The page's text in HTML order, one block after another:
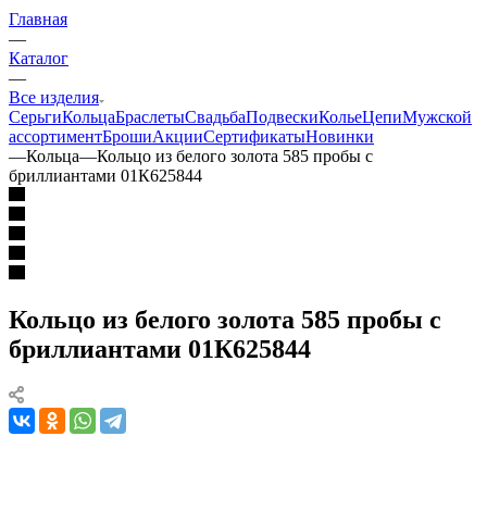
Главная
—
Каталог
—
Все изделия
СерьгиКольцаБраслетыСвадьбаПодвескиКольеЦепиМужской
ассортиментБрошиАкцииСертификатыНовинки
—Кольца—Кольцо из белого золота 585 пробы с
бриллиантами 01К625844
Кольцо из белого золота 585 пробы с
бриллиантами 01К625844